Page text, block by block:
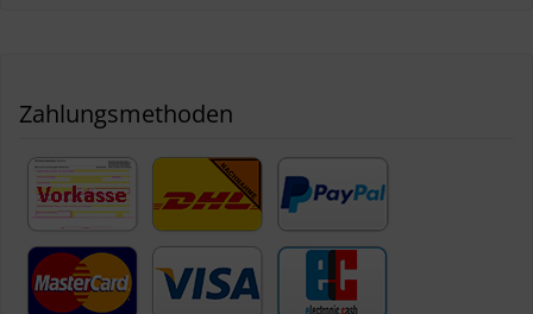
Zahlungsmethoden